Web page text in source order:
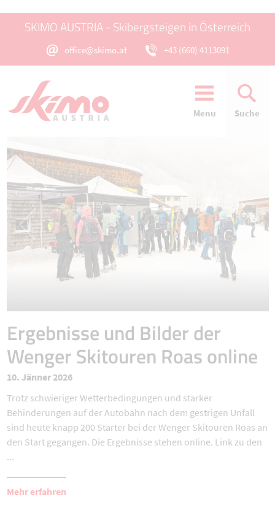
SKIMO AUSTRIA - Skibergsteigen in Österreich
office@skimo.at +43 (660) 4113091
Menu Suche
Ergebnisse und Bilder der
Wenger Skitouren Roas online
10. Jänner 2026
Trotz schwieriger Wetterbedingungen und starker
Behinderungen auf der Autobahn nach dem gestrigen Unfall
sind heute knapp 200 Starter bei der Wenger Skitouren Roas an
den Start gegangen. Die Ergebnisse stehen online. Link zu den
...
Mehr erfahren